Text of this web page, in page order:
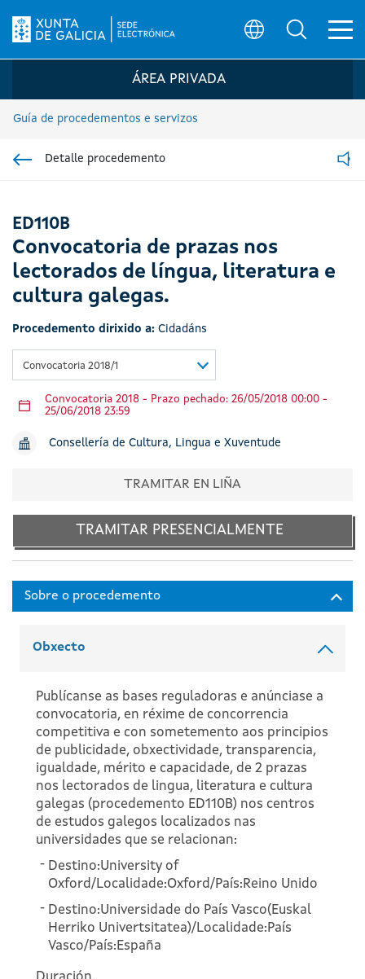
Logo da Sede electrónica da Xunta de
ÁREA PRIVADA
Guía de procedementos e servizos
Detalle procedemento
ED110B
Convocatoria de prazas nos
lectorados de língua, literatura e
cultura galegas.
Procedemento dirixido a: Cidadáns
Convocatoria 2018/1
Convocatoria 2018 - Prazo pechado: 26/05/2018 00:00 -
25/06/2018 23:59
Consellería de Cultura, Lingua e Xuventude
TRAMITAR EN LIÑA
TRAMITAR PRESENCIALMENTE
Obxecto
Publícanse as bases reguladoras e anúnciase a
convocatoria, en réxime de concorrencia
competitiva e con sometemento aos principios
de publicidade, obxectividade, transparencia,
igualdade, mérito e capacidade, de 2 prazas
nos lectorados de lingua, literatura e cultura
galegas (procedemento ED110B) nos centros
de estudos galegos localizados nas
universidades que se relacionan:
Destino:University of
Oxford/Localidade:Oxford/País:Reino Unido
Destino:Universidade do País Vasco(Euskal
Herriko Univertsitatea)/Localidade:País
Vasco/País:España